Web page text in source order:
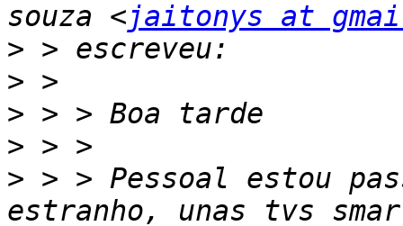
souza <jaitonys at
>
>
>
>
> > > Pessoal estou